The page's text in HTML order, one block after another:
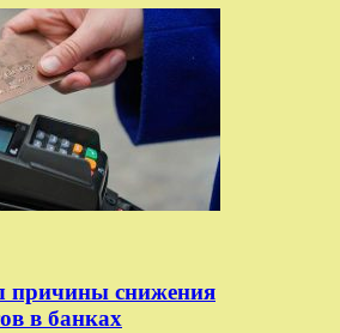
причины снижения
в банках